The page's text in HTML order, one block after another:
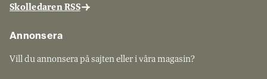
Skolledaren RSS
Annonsera
Vill du annonsera på sajten eller i våra magasin?